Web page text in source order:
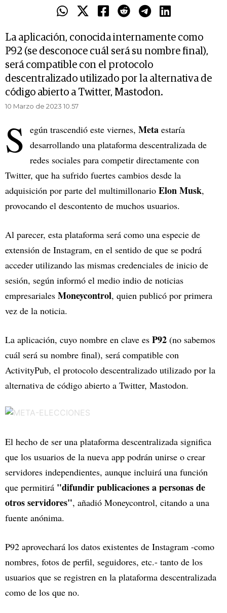
La aplicación, conocida internamente como
P92 (se desconoce cuál será su nombre final),
será compatible con el protocolo
descentralizado utilizado por la alternativa de
código abierto a Twitter, Mastodon.
10 Marzo de 2023 10.57
S egún trascendió este viernes, Meta estaría
desarrollando una plataforma descentralizada de
redes sociales para competir directamente con
Twitter, que ha sufrido fuertes cambios desde la
adquisición por parte del multimillonario Elon Musk,
provocando el descontento de muchos usuarios.
Al parecer, esta plataforma será como una especie de
extensión de Instagram, en el sentido de que se podrá
acceder utilizando las mismas credenciales de inicio de
sesión, según informó el medio indio de noticias
empresariales Moneycontrol, quien publicó por primera
vez de la noticia.
La aplicación, cuyo nombre en clave es P92 (no sabemos
cuál será su nombre final), será compatible con
ActivityPub, el protocolo descentralizado utilizado por la
alternativa de código abierto a Twitter, Mastodon.
El hecho de ser una plataforma descentralizada significa
que los usuarios de la nueva app podrán unirse o crear
servidores independientes, aunque incluirá una función
que permitirá "difundir publicaciones a personas de
otros servidores", añadió Moneycontrol, citando a una
fuente anónima.
P92 aprovechará los datos existentes de Instagram -como
nombres, fotos de perfil, seguidores, etc.- tanto de los
usuarios que se registren en la plataforma descentralizada
como de los que no.